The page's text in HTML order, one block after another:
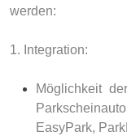
werden:
1. Integration:
Möglichkeit
EasyPark,